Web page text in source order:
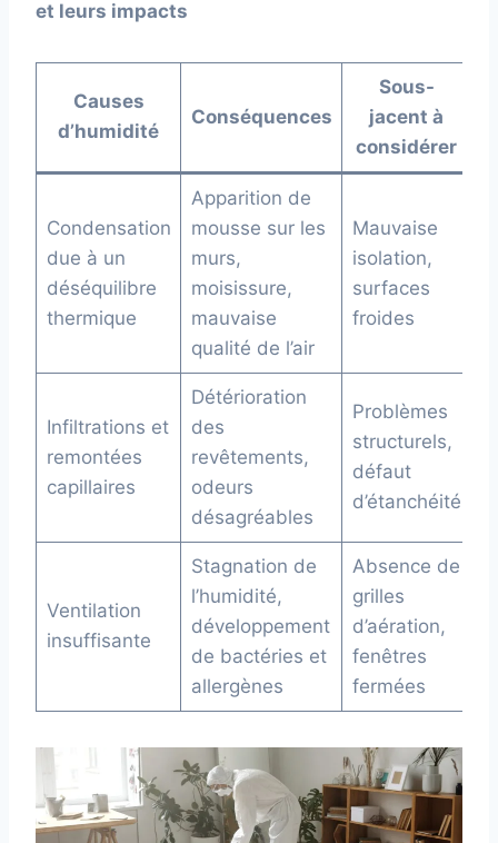
et leurs impacts
Causes
d’humidité
Conséquences
Sous-
jacent à
considérer
Condensation
due à un
déséquilibre
thermique
Apparition de
mousse sur les
murs,
moisissure,
mauvaise
qualité de l’air
Mauvaise
isolation,
surfaces
froides
Infiltrations et
remontées
capillaires
Détérioration
des
revêtements,
odeurs
désagréables
Problèmes
structurels,
défaut
d’étanchéité
Ventilation
insuffisante
Stagnation de
l’humidité,
développement
de bactéries et
allergènes
Absence de
grilles
d’aération,
fenêtres
fermées